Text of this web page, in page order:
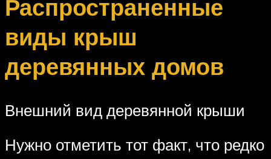
Распространенные
виды крыш
деревянных домов
Внешний вид деревянной крыши
Нужно отметить тот факт, что редко